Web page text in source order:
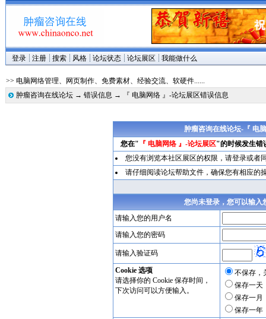
登录 注册 搜索 风格 论坛状态 论坛展区 我能做什么
>> 电脑网络管理、网页制作、免费素材、经验交流、软硬件......
肿瘤咨询在线论坛→ 错误信息 → 『 电脑网络 』-论坛展区错误信息
肿瘤咨询在线论坛-『 电
您在" 『 电脑网络 』-论坛展区"的时候发生错
您没有浏览本社区展区的权限，请登录或者
请仔细阅读论坛帮助文件，确保您有相应的
您尚未登录，您可以输入
请输入您的用户名
请输入您的密码
请输入验证码
Cookie 选项
请选择你的 Cookie 保存时间，
下次访问可以方便输入。
不保存，
保存一天
保存一月
保存一年